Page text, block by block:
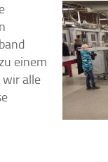
einem
wir alle